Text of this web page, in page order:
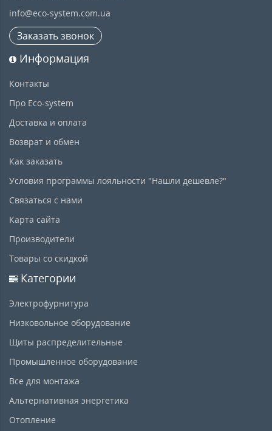
info@eco-system.com.ua
Заказать звонок
Информация
Контакты
Про Eco-system
Доставка и оплата
Возврат и обмен
Как заказать
Условия программы лояльности "Нашли дешевле?"
Связаться с нами
Карта сайта
Производители
Товары со скидкой
Категории
Электрофурнитура
Низковольное оборудование
Щиты распределительные
Промышленное оборудование
Все для монтажа
Альтернативная энергетика
Отопление